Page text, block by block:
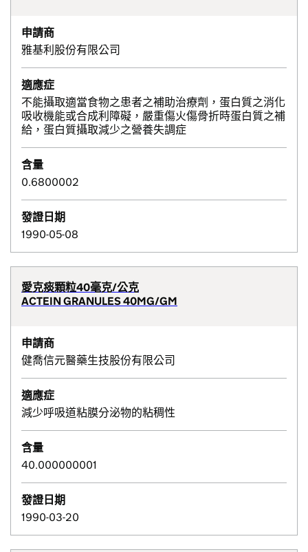
申請商
雅基利股份有限公司
適應症
不能攝取適當食物之患者之補助治療劑，蛋白質之消化
吸收機能或合成利障礙，嚴重傷火傷骨折時蛋白質之補
給，蛋白質攝取減少之營養失調症
含量
0.6800002
發證日期
1990-05-08
愛克痰顆粒40毫克/公克
ACTEIN GRANULES 40MG/GM
申請商
健喬信元醫藥生技股份有限公司
適應症
減少呼吸道粘膜分泌物的粘稠性
含量
40.000000001
發證日期
1990-03-20